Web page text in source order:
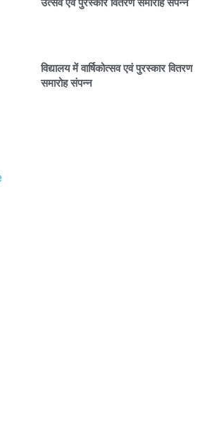
विद्यालय में वार्षिकोत्सव एवं पुरस्कार वितरण
समारोह संपन्न